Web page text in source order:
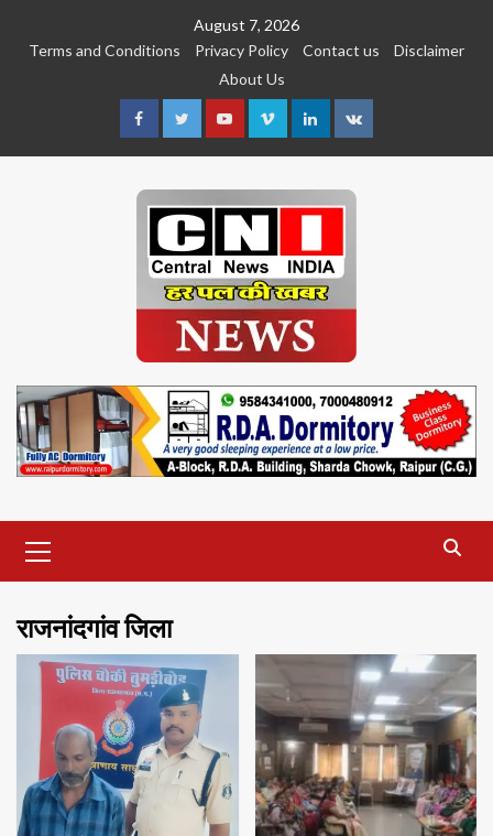
August 7, 2026
Terms and Conditions
Privacy Policy Contact us
Disclaimer
About Us
FacebookTwitterYoutubeVimeoLinkedin
VK
Menu
राजनांदगांव जिला